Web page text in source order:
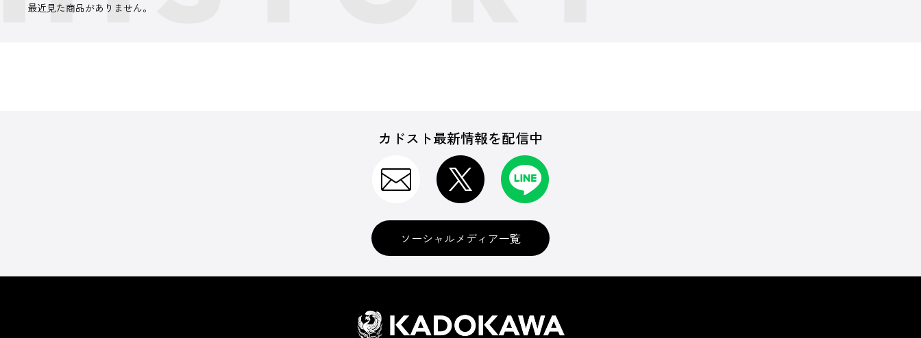
最近見た商品がありません。
カドスト最新情報を配信中
ソーシャルメディア一覧